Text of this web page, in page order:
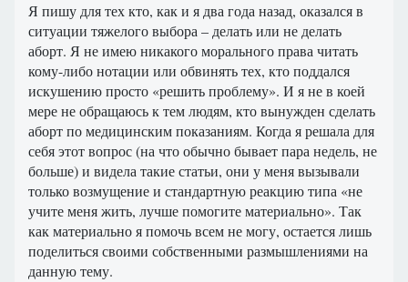
Я пишу для тех кто, как и я два года назад, оказался в
ситуации тяжелого выбора – делать или не делать
аборт. Я не имею никакого морального права читать
кому-либо нотации или обвинять тех, кто поддался
искушению просто «решить проблему». И я не в коей
мере не обращаюсь к тем людям, кто вынужден сделать
аборт по медицинским показаниям. Когда я решала для
себя этот вопрос (на что обычно бывает пара недель, не
больше) и видела такие статьи, они у меня вызывали
только возмущение и стандартную реакцию типа «не
учите меня жить, лучше помогите материально». Так
как материально я помочь всем не могу, остается лишь
поделиться своими собственными размышлениями на
данную тему.